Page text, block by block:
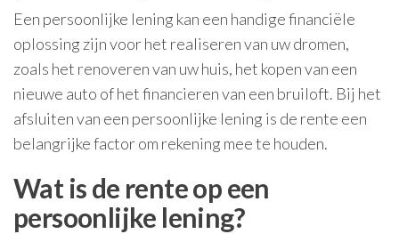
Een persoonlijke lening kan een handige financiële
oplossing zijn voor het realiseren van uw dromen,
zoals het renoveren van uw huis, het kopen van een
nieuwe auto of het financieren van een bruiloft. Bij het
afsluiten van een persoonlijke lening is de rente een
belangrijke factor om rekening mee te houden.
Wat is de rente op een
persoonlijke lening?